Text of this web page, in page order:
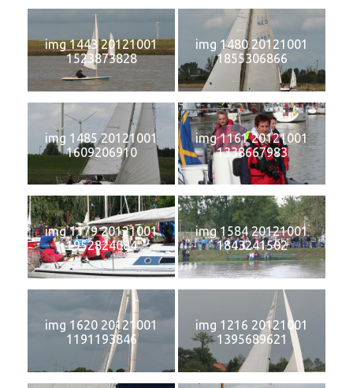
Verein
Termine
Fotogalerie
Archiv
img 1443 20121001
1523873828
img 1480 20121001
1855306866
img 1485 20121001
1609206910
img 1161 20121001
1338667983
img 1179 20121001
1952824084
img 1584 20121001
1843241502
img 1620 20121001
1191193846
img 1216 20121001
1395689621